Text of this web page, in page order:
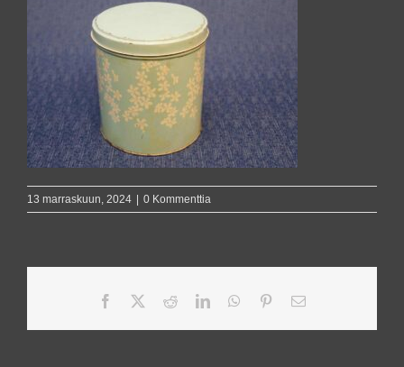
13 marraskuun, 2024 0 Kommenttia
Facebook RedditLinkedInWhatsApp
PinterestSähköposti